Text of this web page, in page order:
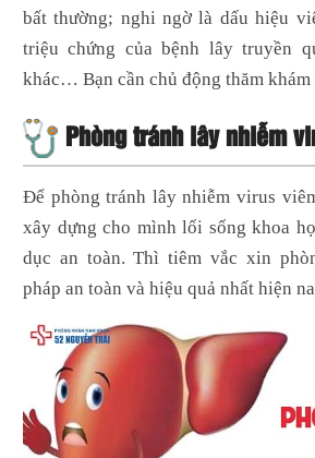
bất thường; nghi ngờ là dấu hiệu
triệu chứng của bệnh lây truyền
khác… Bạn cần chủ động thăm khám
Phòng tránh lây nhiễm
Để phòng tránh lây nhiễm virus
xây dựng cho mình lối sống khoa
dục an toàn. Thì tiêm vắc xin
pháp an toàn và hiệu quả nhất hiện